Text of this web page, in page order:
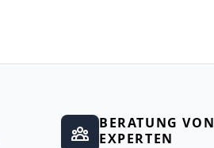
BERATUNG VON
EXPERTEN